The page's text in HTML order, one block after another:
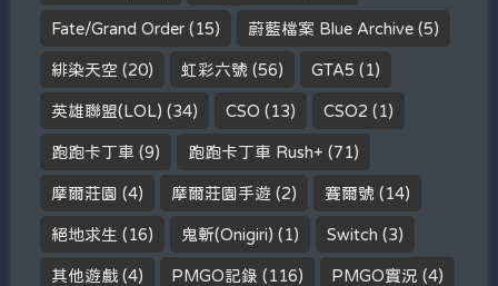
Fate/Grand Order (15) 蔚藍檔案 Blue Archive (5)
緋染天空 (20) 虹彩六號 (56) GTA5 (1)
英雄聯盟(LOL) (34) CSO (13) CSO2 (1)
跑跑卡丁車 (9) 跑跑卡丁車 Rush+ (71)
摩爾莊園 (4) 摩爾莊園手遊 (2) 賽爾號 (14)
絕地求生 (16) 鬼斬(Onigiri) (1) Switch (3)
其他遊戲 (4) PMGO記錄 (116) PMGO實況 (4)